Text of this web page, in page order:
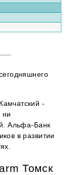
-
ни
Альфа-Банк
в развитии
Томск